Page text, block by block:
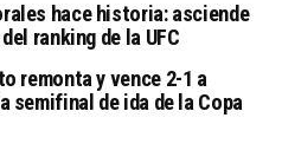
hace historia: asciende
ranking de la UFC
remonta y vence 2-1 a
semifinal de ida de la Copa